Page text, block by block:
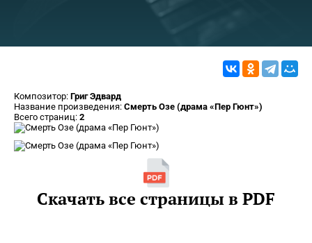
Композитор: Григ Эдвард
Название произведения: Смерть Озе (драма «Пер Гюнт»)
Всего страниц: 2
Скачать все страницы в PDF